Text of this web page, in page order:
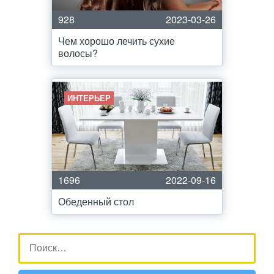
928
2023-03-26
Чем хорошо лечить сухие
волосы?
ИНТЕРЬЕР
1696
2022-09-16
Обеденный стол